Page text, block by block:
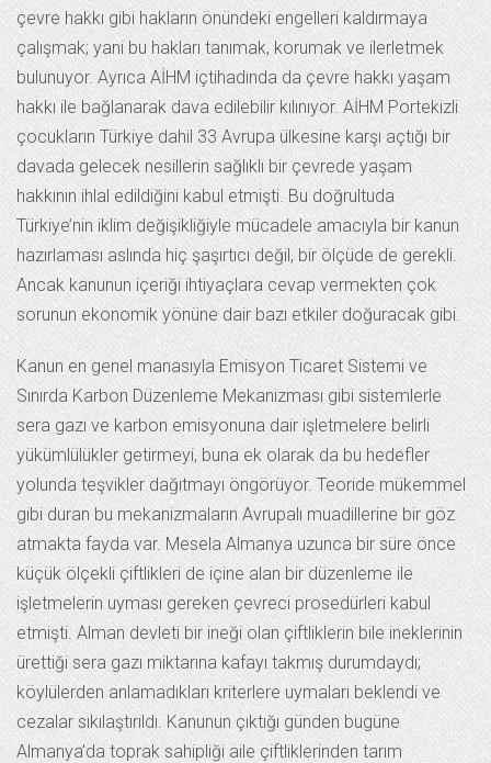
çevre hakkı gibi hakların önündeki engelleri kaldırmaya
çalışmak; yani bu hakları tanımak, korumak ve ilerletmek
bulunuyor. Ayrıca AİHM içtihadında da çevre hakkı yaşam
hakkı ile bağlanarak dava edilebilir kılınıyor. AİHM Portekizli
çocukların Türkiye dahil 33 Avrupa ülkesine karşı açtığı bir
davada gelecek nesillerin sağlıklı bir çevrede yaşam
hakkının ihlal edildiğini kabul etmişti. Bu doğrultuda
Türkiye’nin iklim değişikliğiyle mücadele amacıyla bir kanun
hazırlaması aslında hiç şaşırtıcı değil, bir ölçüde de gerekli.
Ancak kanunun içeriği ihtiyaçlara cevap vermekten çok
sorunun ekonomik yönüne dair bazı etkiler doğuracak gibi.
Kanun en genel manasıyla Emisyon Ticaret Sistemi ve
Sınırda Karbon Düzenleme Mekanizması gibi sistemlerle
sera gazı ve karbon emisyonuna dair işletmelere belirli
yükümlülükler getirmeyi, buna ek olarak da bu hedefler
yolunda teşvikler dağıtmayı öngörüyor. Teoride mükemmel
gibi duran bu mekanizmaların Avrupalı muadillerine bir göz
atmakta fayda var. Mesela Almanya uzunca bir süre önce
küçük ölçekli çiftlikleri de içine alan bir düzenleme ile
işletmelerin uyması gereken çevreci prosedürleri kabul
etmişti. Alman devleti bir ineği olan çiftliklerin bile ineklerinin
ürettiği sera gazı miktarına kafayı takmış durumdaydı;
köylülerden anlamadıkları kriterlere uymaları beklendi ve
cezalar sıkılaştırıldı. Kanunun çıktığı günden bugüne
Almanya’da toprak sahipliği aile çiftliklerinden tarım